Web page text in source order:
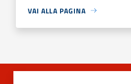
VAI ALLA PAGINA